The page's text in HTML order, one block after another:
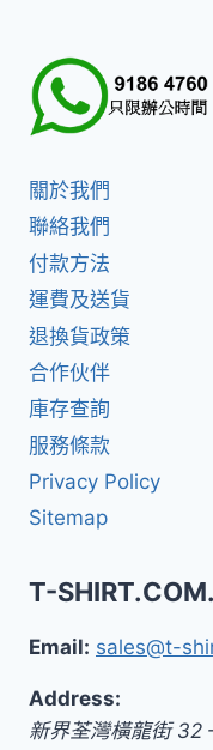
關於我們
聯絡我們
付款方法
運費及送貨
退換貨政策
合作伙伴
庫存查詢
服務條款
Privacy Policy
Sitemap
T-
Email: sales@t-
Address:
新界荃灣橫龍街 32